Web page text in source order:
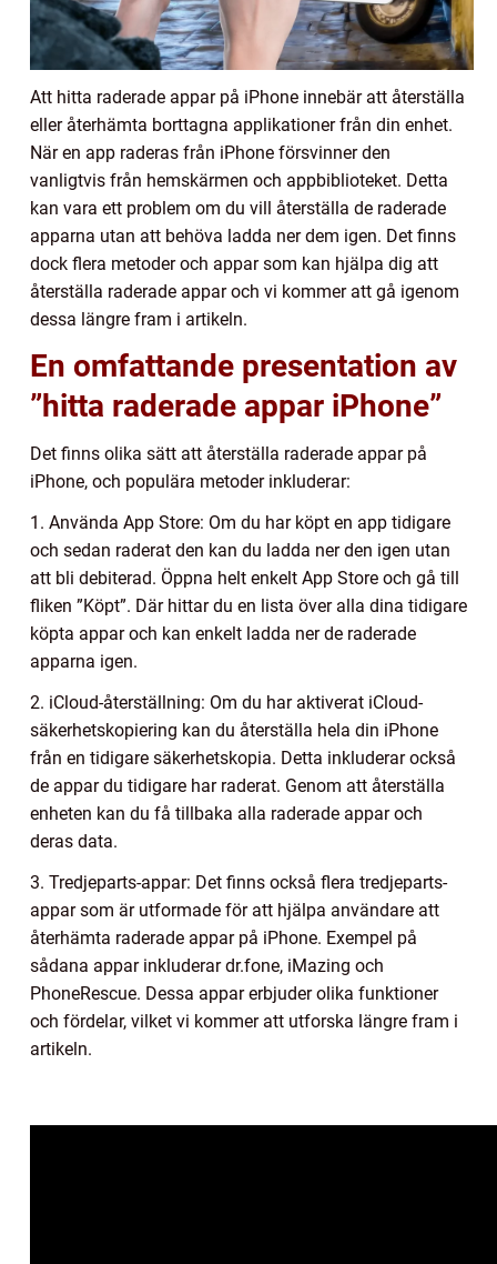
Att hitta raderade appar på iPhone innebär att återställa
eller återhämta borttagna applikationer från din enhet.
När en app raderas från iPhone försvinner den
vanligtvis från hemskärmen och appbiblioteket. Detta
kan vara ett problem om du vill återställa de raderade
apparna utan att behöva ladda ner dem igen. Det finns
dock flera metoder och appar som kan hjälpa dig att
återställa raderade appar och vi kommer att gå igenom
dessa längre fram i artikeln.
En omfattande presentation av
”hitta raderade appar iPhone”
Det finns olika sätt att återställa raderade appar på
iPhone, och populära metoder inkluderar:
1. Använda App Store: Om du har köpt en app tidigare
och sedan raderat den kan du ladda ner den igen utan
att bli debiterad. Öppna helt enkelt App Store och gå till
fliken ”Köpt”. Där hittar du en lista över alla dina tidigare
köpta appar och kan enkelt ladda ner de raderade
apparna igen.
2. iCloud-återställning: Om du har aktiverat iCloud-
säkerhetskopiering kan du återställa hela din iPhone
från en tidigare säkerhetskopia. Detta inkluderar också
de appar du tidigare har raderat. Genom att återställa
enheten kan du få tillbaka alla raderade appar och
deras data.
3. Tredjeparts-appar: Det finns också flera tredjeparts-
appar som är utformade för att hjälpa användare att
återhämta raderade appar på iPhone. Exempel på
sådana appar inkluderar dr.fone, iMazing och
PhoneRescue. Dessa appar erbjuder olika funktioner
och fördelar, vilket vi kommer att utforska längre fram i
artikeln.